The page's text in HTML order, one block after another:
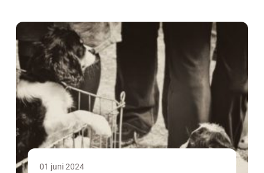
01 juni 2024